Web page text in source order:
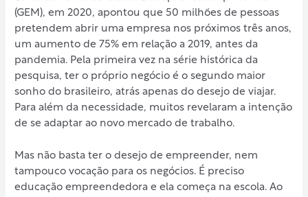
(GEM), em 2020, apontou que 50 milhões de pessoas
pretendem abrir uma empresa nos próximos três anos,
um aumento de 75% em relação a 2019, antes da
pandemia. Pela primeira vez na série histórica da
pesquisa, ter o próprio negócio é o segundo maior
sonho do brasileiro, atrás apenas do desejo de viajar.
Para além da necessidade, muitos revelaram a intenção
de se adaptar ao novo mercado de trabalho.
Mas não basta ter o desejo de empreender, nem
tampouco vocação para os negócios. É preciso
educação empreendedora e ela começa na escola. Ao